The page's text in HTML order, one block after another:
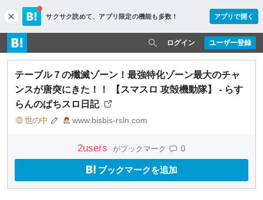
c
l
o
s
e
サクサク読めて、 アプリ限定の機能も多数！ アプリで開く
ユーザー登録
ログイン
テーブル７の殲滅ゾーン！最強特化ゾーン最大のチャ
ンスが唐突にきた！！ 【スマスロ 攻殻機動隊】 - らす
らんのぱちスロ日記
世の中 www.bisbis-rsln.com
2users がブックマーク 0
ブックマークを追加